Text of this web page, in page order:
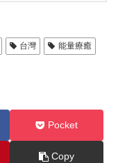
台灣
能量療癒
Pocket
Copy